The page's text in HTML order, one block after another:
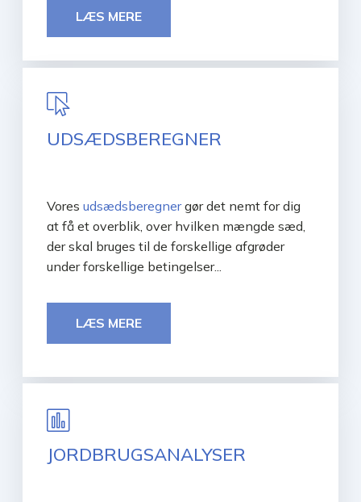
LÆS MERE
UDSÆDSBEREGNER
Voresudsædsberegnergør det nemt for dig
at få et overblik, over hvilken mængde sæd,
der skal bruges til de forskellige afgrøder
under forskellige betingelser...
LÆS MERE
JORDBRUGSANALYSER